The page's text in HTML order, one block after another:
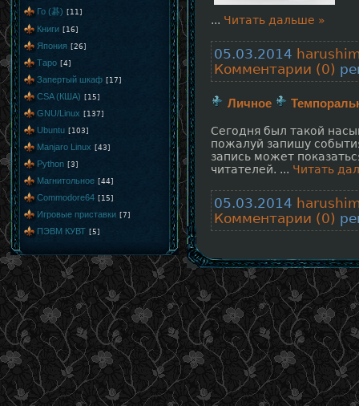
Го (碁) [11]
Книги [16]
Япония [26]
Таро [4]
Запертый шкаф [17]
CSA (КША) [15]
GNU/Linux [137]
Ubuntu [103]
Manjaro Linux [43]
Python [3]
Магнитольное [44]
Commodore64 [15]
Игровые приставки [7]
ПЭВМ КУВТ [5]
... Читать дальше »
05.03.2014
Комментарии (0)
Личное
Сегодня был такой
пожалуй запишу
запись может
читателей. ... Читать
05.03.2014
Комментарии (0)